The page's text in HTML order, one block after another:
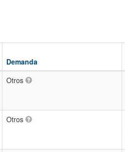
Demanda
Otros
Otros